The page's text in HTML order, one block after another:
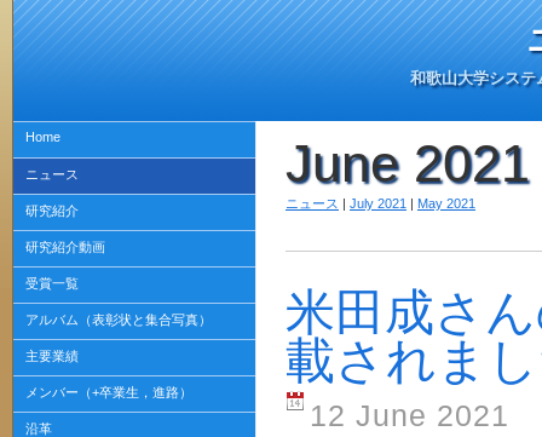
和歌山大学システ
Home
ニュース
研究紹介
研究紹介動画
受賞一覧
アルバム（表彰状と集合写真）
主要業績
メンバー（+卒業生，進路）
沿革
June 2021
ニュース | July 2021 | May 2021
米田成さ
載されま
12 June 2021